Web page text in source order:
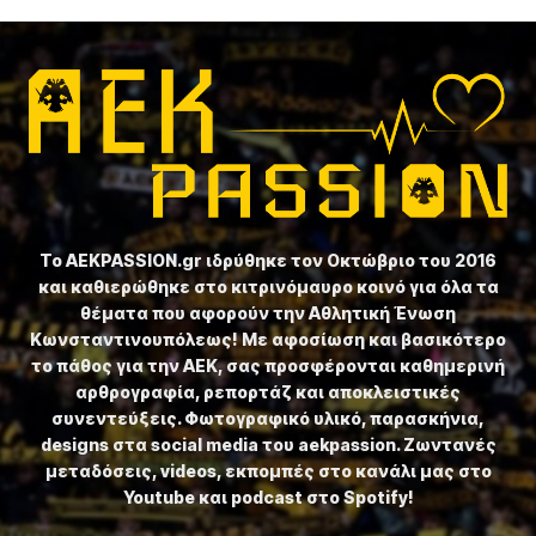
Το ⁦AEKPASSION.gr⁩ ιδρύθηκε τον Οκτώβριο του 2016
και καθιερώθηκε στο κιτρινόμαυρο κοινό για όλα τα
θέματα που αφορούν την Αθλητική Ένωση
Κωνσταντινουπόλεως! Με αφοσίωση και βασικότερο
το πάθος για την ΑΕΚ, σας προσφέρονται καθημερινή
αρθρογραφία, ρεπορτάζ και αποκλειστικές
συνεντεύξεις. Φωτογραφικό υλικό, παρασκήνια,
designs στα social media του aekpassion. Ζωντανές
μεταδόσεις, videos, εκπομπές στο κανάλι μας στο
Youtube και podcast στο Spotify!